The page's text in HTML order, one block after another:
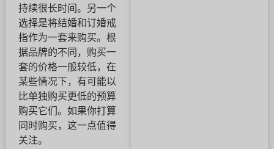
持续很长时间。另一个
选择是将结婚和订婚戒
指作为一套来购买。根
据品牌的不同，购买一
套的价格一般较低，在
某些情况下，有可能以
比单独购买更低的预算
购买它们。如果你打算
同时购买，这一点值得
关注。